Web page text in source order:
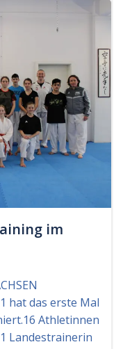
im
hat das erste Mal
Athletinnen
Landestrainerin